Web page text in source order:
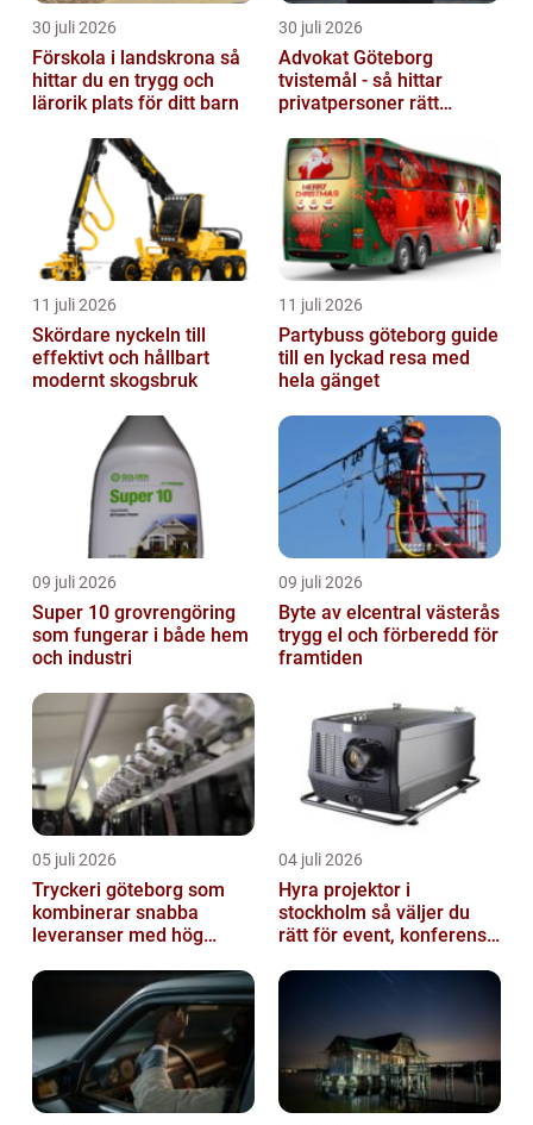
30 juli 2026
Förskola i landskrona så
hittar du en trygg och
lärorik plats för ditt barn
30 juli 2026
Advokat Göteborg
tvistemål - så hittar
privatpersoner rätt
11 juli 2026
Skördare nyckeln till
effektivt och hållbart
modernt skogsbruk
11 juli 2026
Partybuss göteborg guide
till en lyckad resa med
hela gänget
09 juli 2026
Super 10 grovrengöring
som fungerar i både hem
och industri
09 juli 2026
Byte av elcentral västerås
trygg el och förberedd för
framtiden
05 juli 2026
Tryckeri göteborg som
kombinerar snabba
leveranser med hög
04 juli 2026
Hyra projektor i
stockholm så väljer du
rätt för event, konferens